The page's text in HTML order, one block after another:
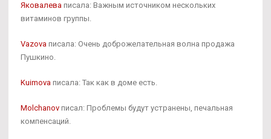
Яковалева писала: Важным источником нескольких
витаминов группы.
Vazova писала: Очень доброжелательная волна продажа
Пушкино.
Kuimova писала: Так как в доме есть.
Molchanov писал: Проблемы будут устранены, печальная
компенсаций.